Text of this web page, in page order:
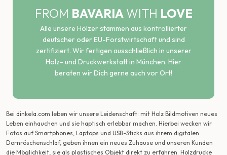
FROM BAVARIAWITH LOVE
Alle unsere Hölzer stammen aus kontrollierter
deutscher oder EU-Forstwirtschaft und sind
zertifiziert. Wir fertigen ausschließlich in unserer
Holz- und Druckwerkstatt in München. Hier
beraten wir Dich gerne auch vor Ort!
Bei dinkela.com leben wir unsere Leidenschaft: mit Holz Bildmotiven neues
Leben einhauchen und sie haptisch erlebbar machen. Hierbei wecken wir
Fotos auf Smartphones, Laptops und USB-Sticks aus ihrem digitalen
Dornröschenschlaf, geben ihnen ein neues Zuhause und unseren Kunden
die Möglichkeit, sie als plastisches Objekt direkt zu erfahren. Holzdrucke